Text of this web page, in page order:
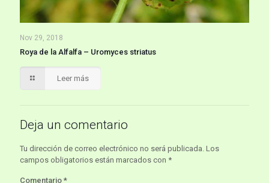
Nov 29, 2018
Roya de la Alfalfa – Uromyces striatus
Leer más
Deja un comentario
Tu dirección de correo electrónico no será publicada. Los
campos obligatorios están marcados con *
Comentario *